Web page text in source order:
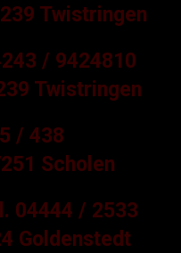
Twistringen
/ 9424810
Twistringen
/ 438
Scholen
04444 / 2533
Goldenstedt